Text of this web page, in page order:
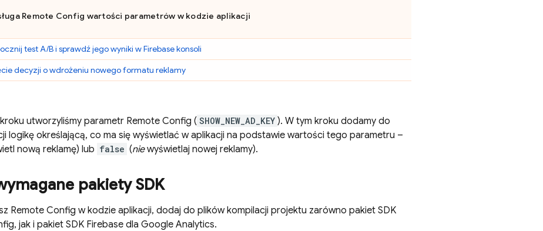
Remote Config wartości parametrów w kodzie aplikacji
test A/B i sprawdź jego wyniki wFirebasekonsoli
decyzji o wdrożeniu nowego formatu reklamy
utworzyliśmy parametr Remote Config ( SHOW_NEW_AD_KEY ). W tym kroku dodamy do
logikę określającą, co ma się wyświetlać w aplikacji na podstawie wartości tego parametru –
nową reklamę) lub false (niewyświetlaj nowej reklamy).
pakiety SDK
Remote Config w kodzie aplikacji, dodaj do plików kompilacji projektu zarówno pakiet SDK
, jak i pakiet SDK Firebase dla Google Analytics.